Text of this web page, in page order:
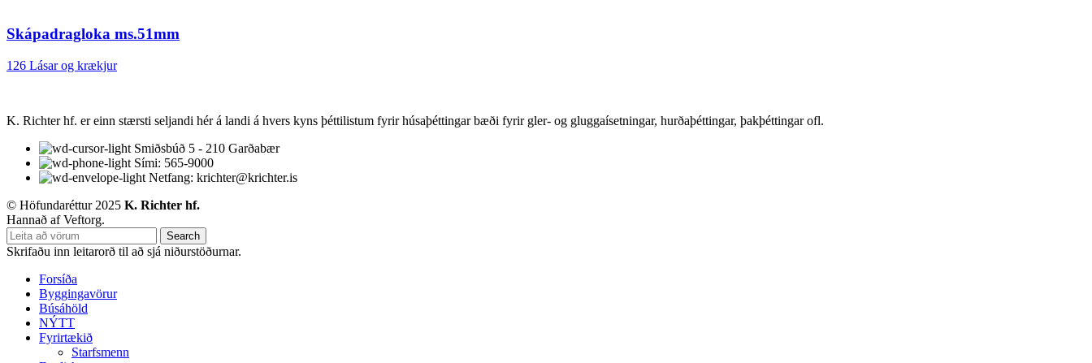
Skápadragloka ms.51mm
126 Lásar og krækjur
K. Richter hf. er einn stærsti seljandi hér á landi á hvers kyns þéttilistum fyrir húsaþéttingar bæði fyrir gler- og gluggaísetningar, hurðaþéttingar, þakþéttingar ofl.
Smiðsbúð 5 - 210 Garðabær
Sími: 565-9000
Netfang: krichter@krichter.is
© Höfundaréttur 2025 K. Richter hf.
Hannað af Veftorg.
Search
Skrifaðu inn leitarorð til að sjá niðurstöðurnar.
Forsíða
Byggingavörur
Búsáhöld
NÝTT
Fyrirtækið
Starfsmenn